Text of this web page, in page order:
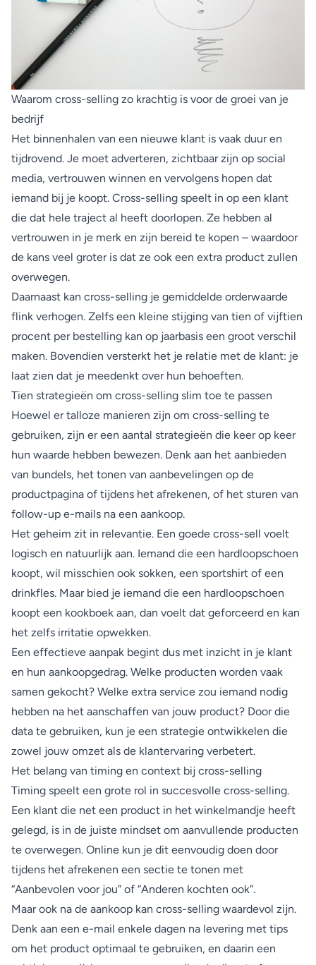
Waarom cross-selling zo krachtig is voor de groei van je
bedrijf
Het binnenhalen van een nieuwe klant is vaak duur en
tijdrovend. Je moet adverteren, zichtbaar zijn op social
media, vertrouwen winnen en vervolgens hopen dat
iemand bij je koopt. Cross-selling speelt in op een klant
die dat hele traject al heeft doorlopen. Ze hebben al
vertrouwen in je merk en zijn bereid te kopen – waardoor
de kans veel groter is dat ze ook een extra product zullen
overwegen.
Daarnaast kan cross-selling je gemiddelde orderwaarde
flink verhogen. Zelfs een kleine stijging van tien of vijftien
procent per bestelling kan op jaarbasis een groot verschil
maken. Bovendien versterkt het je relatie met de klant: je
laat zien dat je meedenkt over hun behoeften.
Tien strategieën om cross-selling slim toe te passen
Hoewel er talloze manieren zijn om cross-selling te
gebruiken, zijn er een aantal strategieën die keer op keer
hun waarde hebben bewezen. Denk aan het aanbieden
van bundels, het tonen van aanbevelingen op de
productpagina of tijdens het afrekenen, of het sturen van
follow-up e-mails na een aankoop.
Het geheim zit in relevantie. Een goede cross-sell voelt
logisch en natuurlijk aan. Iemand die een hardloopschoen
koopt, wil misschien ook sokken, een sportshirt of een
drinkfles. Maar bied je iemand die een hardloopschoen
koopt een kookboek aan, dan voelt dat geforceerd en kan
het zelfs irritatie opwekken.
Een effectieve aanpak begint dus met inzicht in je klant
en hun aankoopgedrag. Welke producten worden vaak
samen gekocht? Welke extra service zou iemand nodig
hebben na het aanschaffen van jouw product? Door die
data te gebruiken, kun je een strategie ontwikkelen die
zowel jouw omzet als de klantervaring verbetert.
Het belang van timing en context bij cross-selling
Timing speelt een grote rol in succesvolle cross-selling.
Een klant die net een product in het winkelmandje heeft
gelegd, is in de juiste mindset om aanvullende producten
te overwegen. Online kun je dit eenvoudig doen door
tijdens het afrekenen een sectie te tonen met
“Aanbevolen voor jou” of “Anderen kochten ook”.
Maar ook na de aankoop kan cross-selling waardevol zijn.
Denk aan een e-mail enkele dagen na levering met tips
om het product optimaal te gebruiken, en daarin een